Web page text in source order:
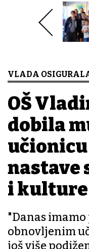
VLADA
OŠ
dobila
učionicu
nastave
i kulture
"Danas
obnovljenim
još više